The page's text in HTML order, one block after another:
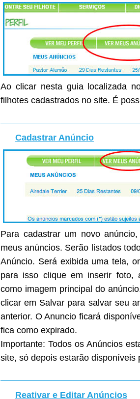
Ao clicar nesta guia localizada
filhotes cadastrados no site. É
Cadastrar Anúncio
Para cadastrar um novo anúncio,
meus anúncios. Serão listados
Anúncio. Será exibida uma tela,
para isso clique em inserir
como imagem principal do
clicar em Salvar para salvar seu
anterior. O Anuncio ficará
fica como expirado.
Importante: Todos os Anúncios
site, só depois estarão disponíveis
Reativar e Editar Anúncios